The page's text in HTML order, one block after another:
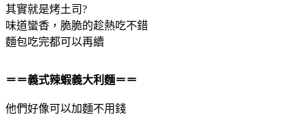
其實就是烤土司?
味道蠻香，脆脆的趁熱吃不錯
麵包吃完都可以再續
＝＝義式辣蝦義大利麵＝＝
他們好像可以加麵不用錢